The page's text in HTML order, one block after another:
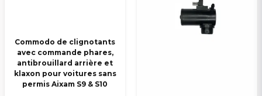
Commodo de clignotants
avec commande phares,
antibrouillard arrière et
klaxon pour voitures sans
permis Aixam S9 & S10